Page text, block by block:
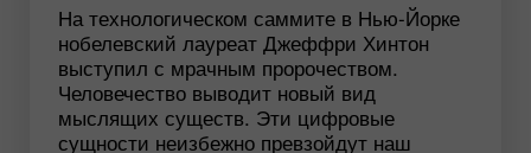
На технологическом саммите в Нью-Йорке
нобелевский лауреат Джеффри Хинтон
выступил с мрачным пророчеством.
Человечество выводит новый вид
мыслящих существ. Эти цифровые
сущности неизбежно превзойдут наш